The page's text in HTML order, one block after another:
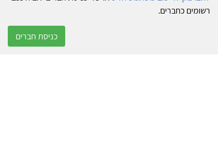
רשומים כחברים.
כניסת חברים